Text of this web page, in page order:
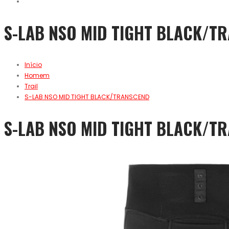
S-LAB NSO MID TIGHT BLACK/
Início
Homem
Trail
S-LAB NSO MID TIGHT BLACK/TRANSCEND
S-LAB NSO MID TIGHT BLACK/